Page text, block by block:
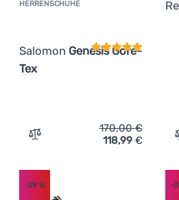
HERRENSCHUHE
Salomon Genesis Gore-
Tex
Kundenbewertung
Zum Vergleich
170,00€
118,99 €
-39 % -